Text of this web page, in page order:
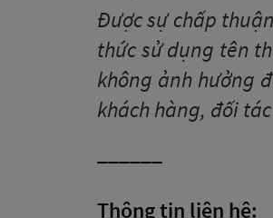
Được sự chấp
thức sử dụng tên
không ảnh hưởng
khách hàng, đối
Thông tin liên hệ: